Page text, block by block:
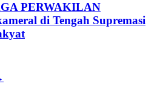
PERWAKILAN
di Tengah Supremasi